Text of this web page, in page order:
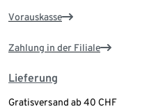
Vorauskasse
Zahlung in der Filiale
Lieferung
Gratisversand ab 40 CHF